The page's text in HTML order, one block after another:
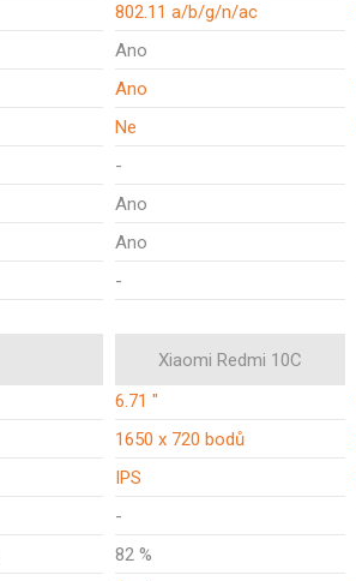
802.11 a/b/g/n/ac
Ano
Ano
Ne
-
Ano
Ano
-
Xiaomi Redmi 10C
6.71 "
1650 x 720 bodů
IPS
-
82 %